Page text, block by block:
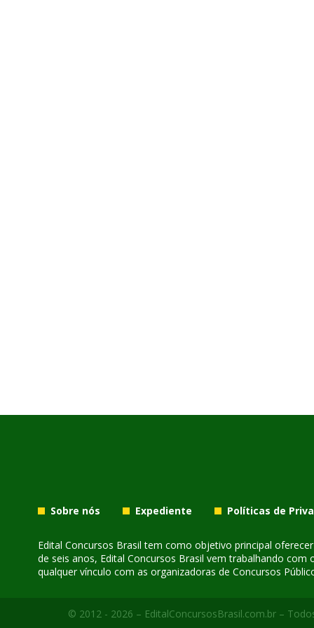
Sobre nós Expediente Políticas de
Edital Concursos Brasil tem como objetivo principal
de seis anos, Edital Concursos Brasil vem trabalhando
qualquer vínculo com as organizadoras de Concursos
© 2012 - 2026 – EditalConcursosBrasil.com.br –